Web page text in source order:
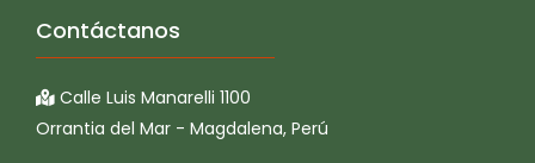
Contáctanos
Calle Luis Manarelli 1100
Orrantia del Mar - Magdalena, Perú